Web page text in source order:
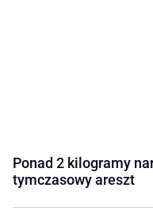
Ponad 2 kilogramy
tymczasowy areszt